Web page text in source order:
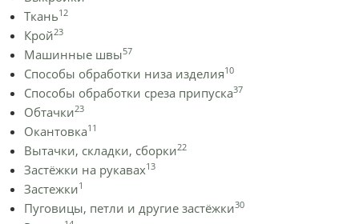
Ткань12
Крой23
Машинные швы57
Способы обработки низа изделия10
Способы обработки среза припуска37
Обтачки23
Окантовка11
Вытачки, складки, сборки22
Застёжки на рукавах13
Застежки1
Пуговицы, петли и другие застёжки30